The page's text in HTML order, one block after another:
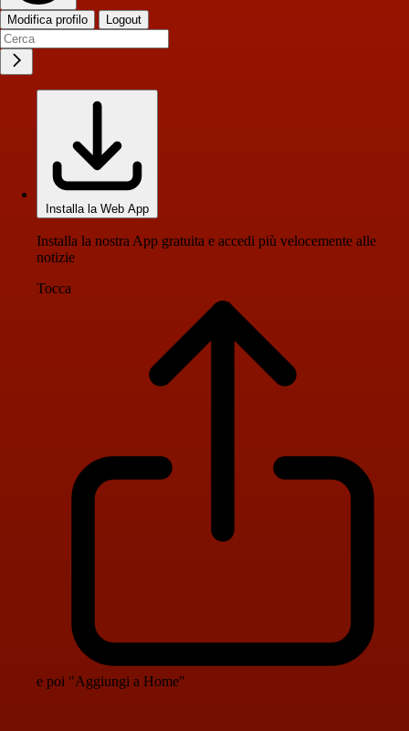
Modifica profilo Logout
Installa la Web App
Installa la nostra App gratuita e accedi più velocemente alle
notizie
Tocca
e poi "Aggiungi a Home"